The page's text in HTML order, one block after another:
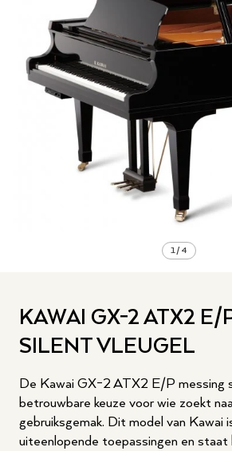
1/ 4
KAWAI GX-2 ATX2 E/
SILENT VLEUGEL
De Kawai GX-2 ATX2 E/P messing
betrouwbare keuze voor wie zoekt
gebruiksgemak. Dit model van Kawai
uiteenlopende toepassingen en staat